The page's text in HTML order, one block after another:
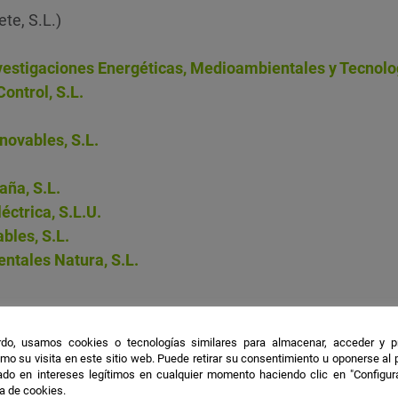
S.L.)
Energéticas, Medioambientales y
S.L.
S.L.
S.L.
S.L.U.
S.L.
Natura, S.L.
Ingeniería, S.L.
e Innovación, S.L.
de Estudios Avanzados en Energía y Medio
usamos cookies o tecnologías similares para almacenar, acceder y
su visita en este sitio web. Puede retirar su consentimiento u oponerse al
en intereses legítimos en cualquier momento haciendo clic en
de cookies.